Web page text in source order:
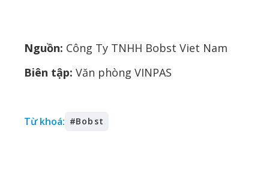
Nguồn: Công Ty TNHH Bobst Viet Nam
Biên tập: Văn phòng VINPAS
Từ khoá: #Bobst